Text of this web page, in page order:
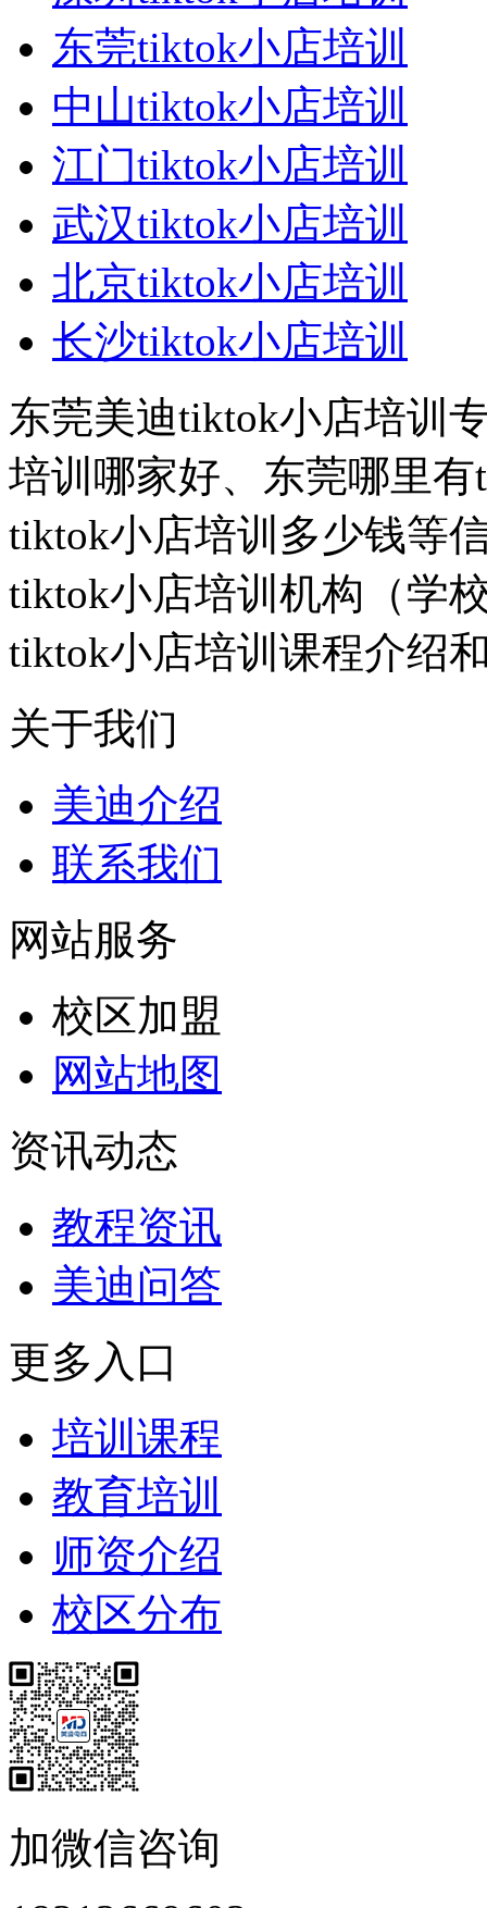
东莞tiktok小店培训
中山tiktok小店培训
江门tiktok小店培训
武汉tiktok小店培训
北京tiktok小店培训
长沙tiktok小店培训
东莞美迪tiktok小店培训
培训哪家好、东莞哪里
tiktok小店培训多少钱等
tiktok小店培训机构（学
tiktok小店培训课程介绍
关于我们
美迪介绍
联系我们
网站服务
校区加盟
网站地图
资讯动态
教程资讯
美迪问答
更多入口
培训课程
教育培训
师资介绍
校区分布
加微信咨询